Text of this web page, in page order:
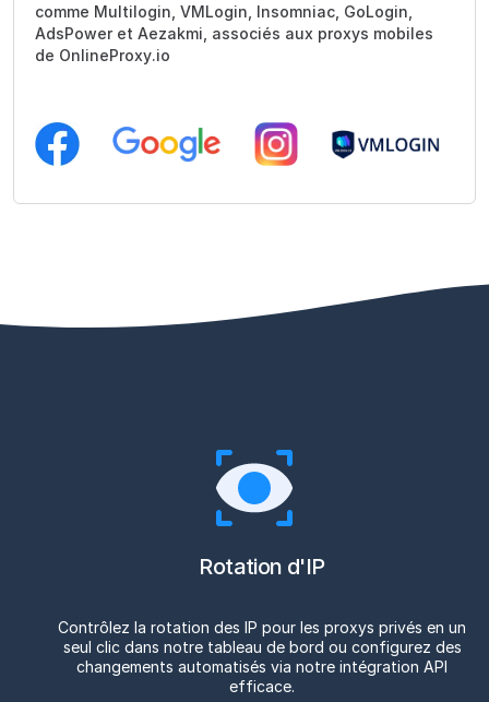
comme Multilogin, VMLogin, Insomniac, GoLogin,
AdsPower et Aezakmi, associés aux proxys mobiles
de OnlineProxy.io
Rotation d'IP
Contrôlez la rotation des IP pour les proxys privés en un
seul clic dans notre tableau de bord ou configurez des
changements automatisés via notre intégration API
efficace.